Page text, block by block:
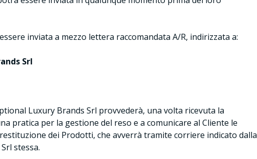
inviata a mezzo lettera raccomandata A/R, indirizzata a:
Srl
Luxury Brands Srl provvederà, una volta ricevuta la
pratica per la gestione del reso e a comunicare al Cliente le
dei Prodotti, che avverrà tramite corriere indicato dalla
stessa.